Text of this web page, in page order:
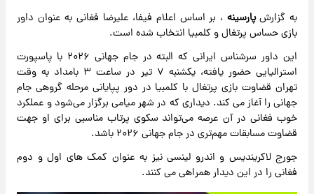
به گزارشپارسینه ، بر اساس اعلام فیفا، علیرضا فغانی به عنوان داور
بازی حساس پرتغال و کلمبیا انتخاب شده است.
این داور سرشناس ایرانی که البته در جام جهانی ۲۰۲۶ با پاسپورت
استرالیایی حضور یافته، یکشنبه ۷ تیر در ساعت ۳ بامداد به وقت
تهران قضاوت بازی پرتغال با کلمبیا در دور پپایانی مرحله گروهی جام
جهانی را آغاز می کند. دیداری که در شهر میامی برگزار می‌شود و عملکرد
خوب فغانی در آن عرصه می‌تواند سکوی پرتاب مناسبی برای او جهت
قضاوت مسابقات مهم‌تری در جام جهانی ۲۰۲۶ باشد.
جورج لاکریندیس و اندرو لینسی نیز به عنوان کمک های اول و دوم
فغانی را در این دیدار همراهی می کنند.